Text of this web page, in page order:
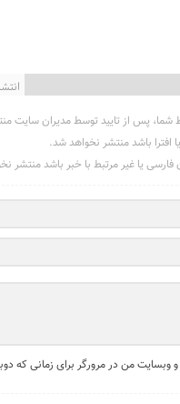
پس از تایید توسط مدیران سایت
افترا باشد منتشر نخواهد شد.
فارسی یا غیر مرتبط با خبر باشد منتشر
و وبسایت من در مرورگر برای زمانی که